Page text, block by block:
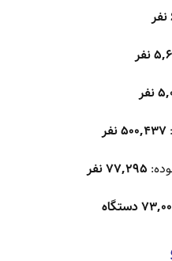
۵۰۰,۴۳۷ نفر
۷۷,۲۹۵ نفر
دستگاه